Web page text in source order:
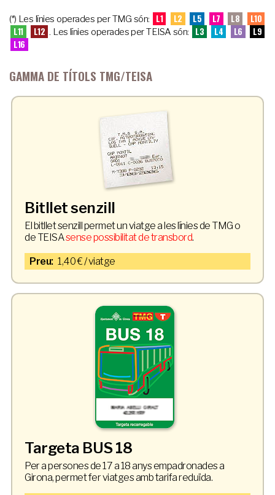
(*) Les línies operades per TMG són: L1 L2 L5 L7 L8
L10
L11
L12 . Les línies operades per TEISA són: L3 L4 L6
L9
L16
GAMMA DE TÍTOLS TMG/TEISA
Bitllet senzill
El bitllet senzill permet un viatge a les línies de TMG o
de TEISAsense possibilitat de transbord.
Preu: 1,40 € / viatge
Targeta BUS 18
Per a persones de 17 a 18 anys empadronades a
Girona, permet fer viatges amb tarifa reduïda.